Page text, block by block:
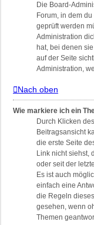
Die Board-
Forum, in dem
geprüft werden
Administration
hat, bei denen
auf der Seite
Administration,
Nach oben
Wie markiere ich ein
Durch Klicken
Beitragsansicht
die erste Seite
Link nicht siehst,
oder seit der
Es ist auch
einfach eine
die Regeln
gesehen, wenn
Themen